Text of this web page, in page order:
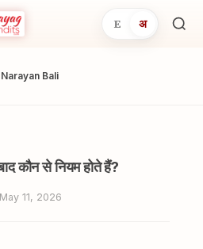
E अ
Bali
कौन से नियम होते हैं?
May 11, 2026